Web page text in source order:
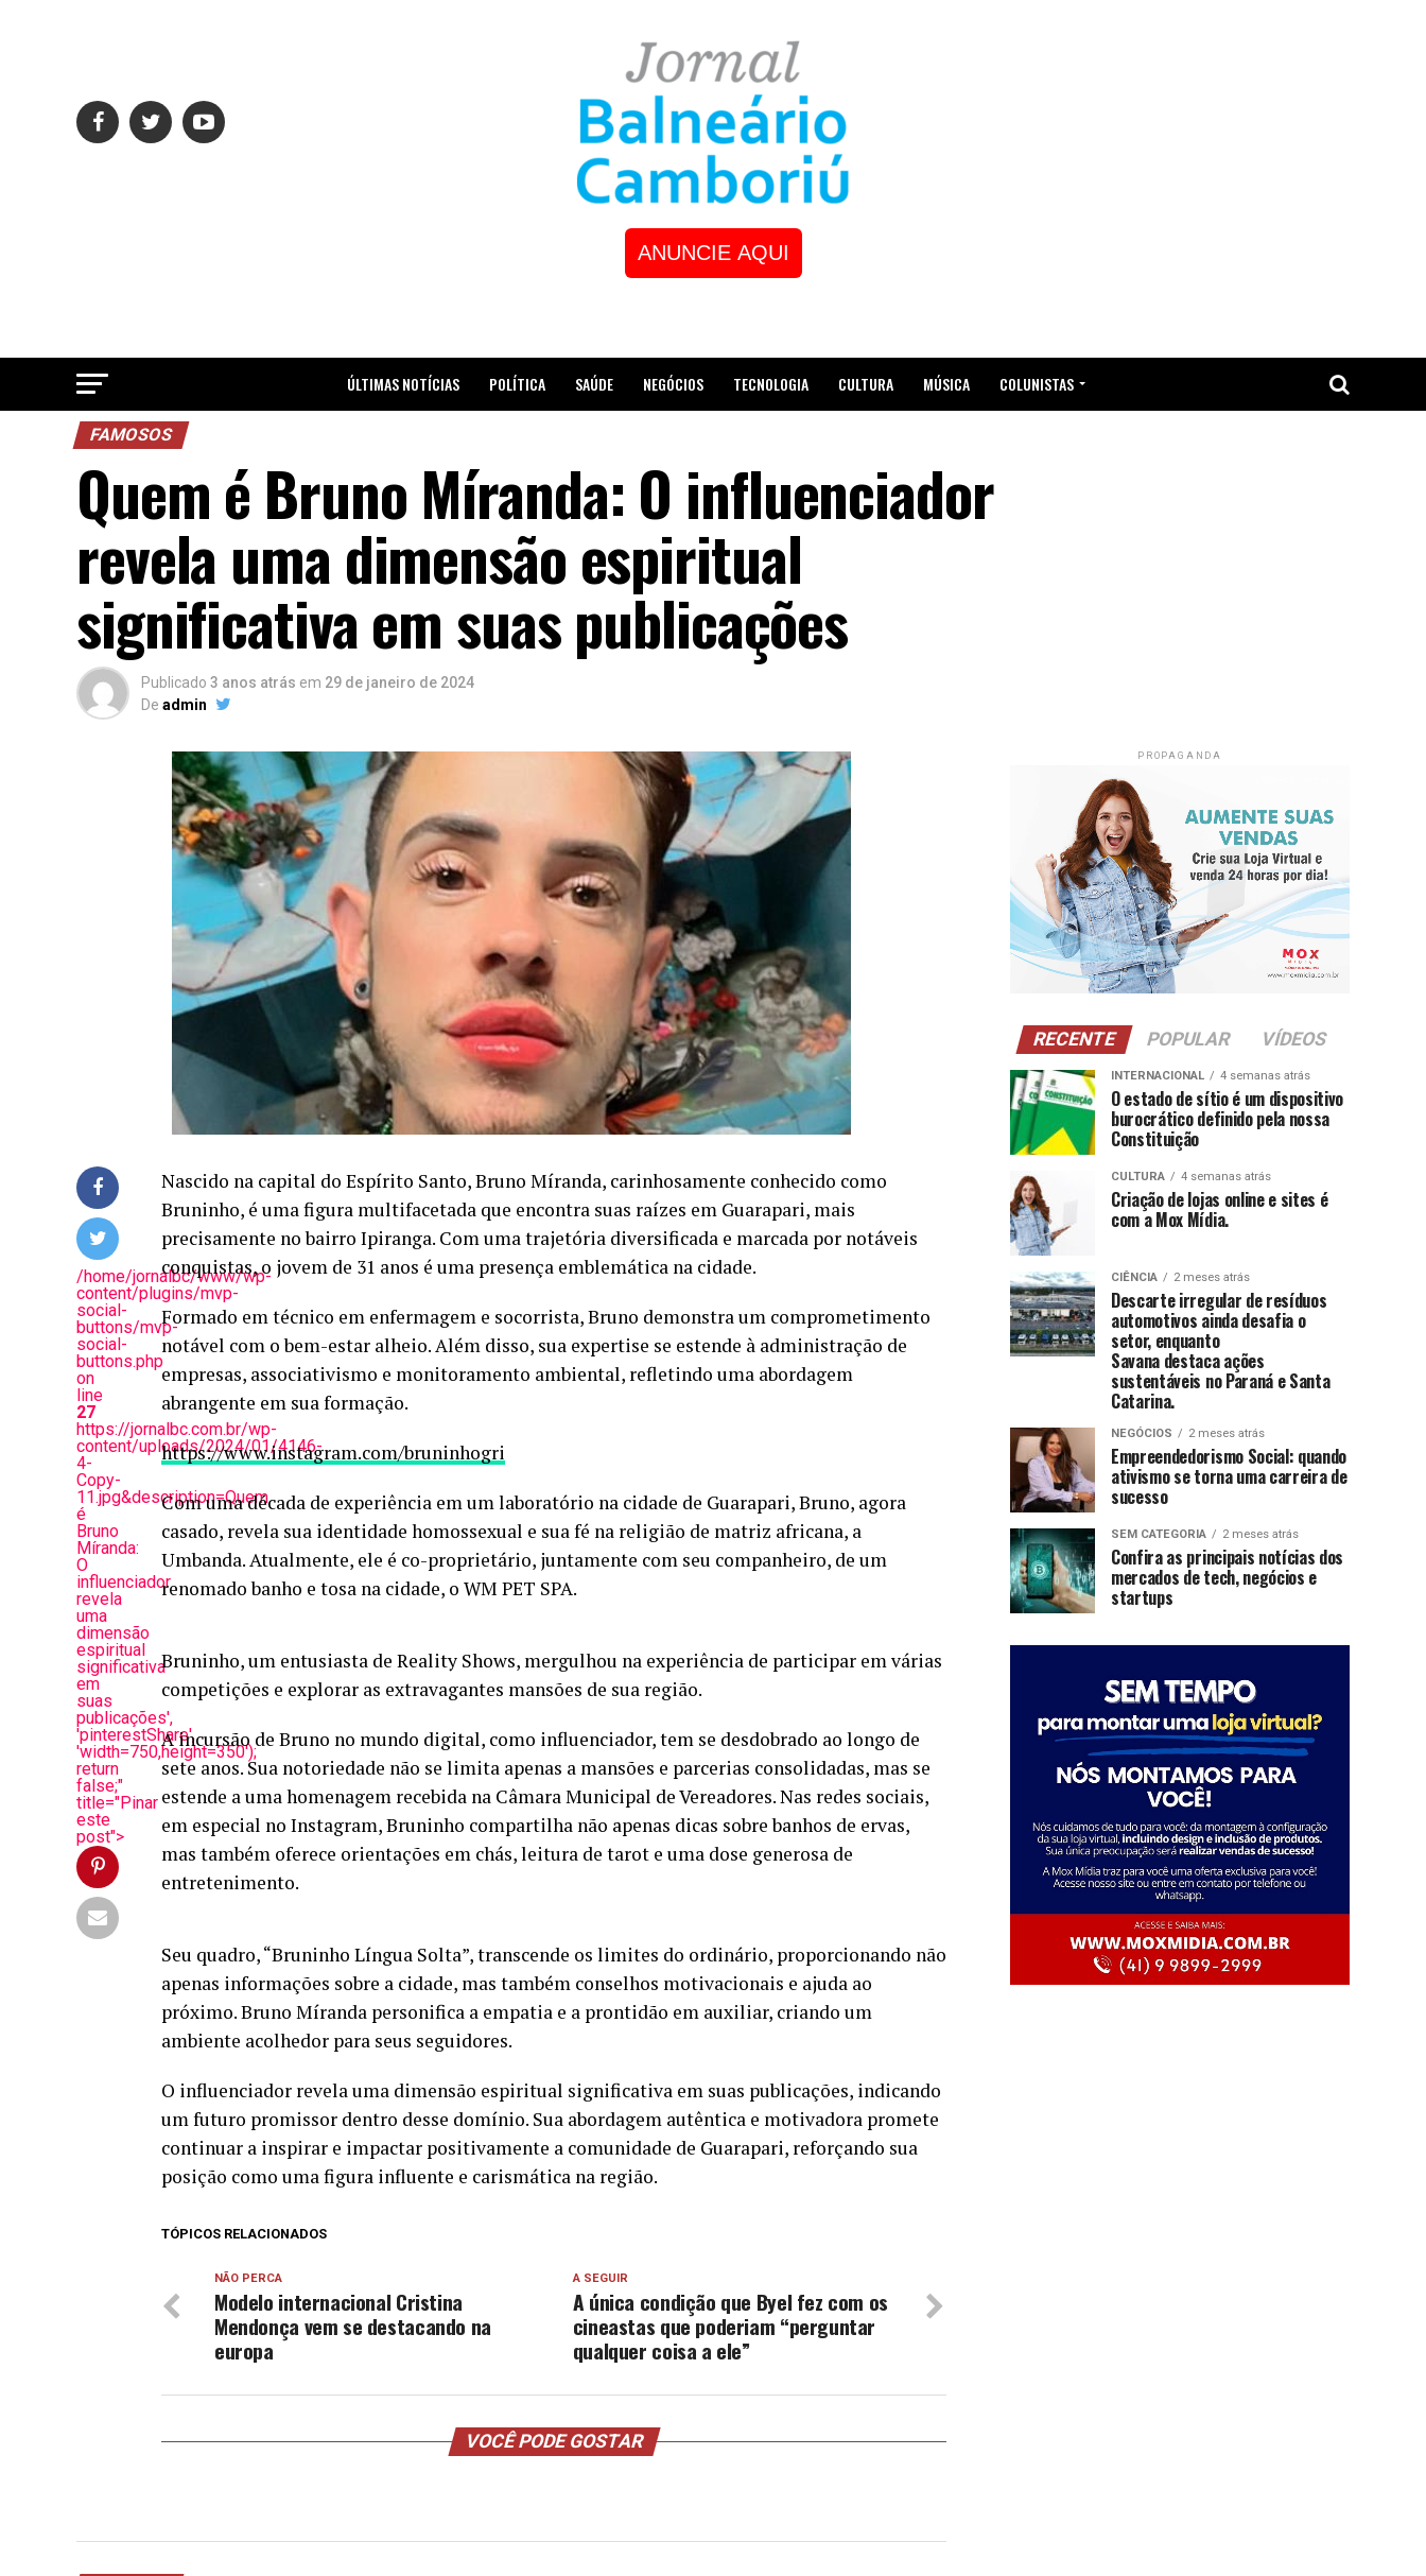
ANUNCIE AQUI
ÚLTIMAS NOTÍCIAS POLÍTICA SAÚDE NEGÓCIOS TECNOLOGIA CULTURA MÚSICA COLUNISTAS
FAMOSOS
Quem é Bruno Míranda: O influenciador
revela uma dimensão espiritual
significativa em suas publicações
Publicado 3 anos atrás em 29 de janeiro de 2024
De admin
/home/jornalbc/www/wp-
content/plugins/mvp-
social-
buttons/mvp-
social-
buttons.php
on
line
27
https://jornalbc.com.br/wp-
content/uploads/2024/01/4146-
4-
Copy-
11.jpg&description=Quem
é
Bruno
Míranda:
O
influenciador
revela
uma
dimensão
espiritual
significativa
em
suas
publicações',
'pinterestShare',
'width=750,height=350');
return
false;"
title="Pinar
este
post">
Nascido na capital do Espírito Santo, Bruno Míranda, carinhosamente conhecido como
Bruninho, é uma figura multifacetada que encontra suas raízes em Guarapari, mais
precisamente no bairro Ipiranga. Com uma trajetória diversificada e marcada por notáveis
conquistas, o jovem de 31 anos é uma presença emblemática na cidade.
Formado em técnico em enfermagem e socorrista, Bruno demonstra um comprometimento
notável com o bem-estar alheio. Além disso, sua expertise se estende à administração de
empresas, associativismo e monitoramento ambiental, refletindo uma abordagem
abrangente em sua formação.
https://www.instagram.com/bruninhogri
Com uma década de experiência em um laboratório na cidade de Guarapari, Bruno, agora
casado, revela sua identidade homossexual e sua fé na religião de matriz africana, a
Umbanda. Atualmente, ele é co-proprietário, juntamente com seu companheiro, de um
renomado banho e tosa na cidade, o WM PET SPA.
Bruninho, um entusiasta de Reality Shows, mergulhou na experiência de participar em várias
competições e explorar as extravagantes mansões de sua região.
A incursão de Bruno no mundo digital, como influenciador, tem se desdobrado ao longo de
sete anos. Sua notoriedade não se limita apenas a mansões e parcerias consolidadas, mas se
estende a uma homenagem recebida na Câmara Municipal de Vereadores. Nas redes sociais,
em especial no Instagram, Bruninho compartilha não apenas dicas sobre banhos de ervas,
mas também oferece orientações em chás, leitura de tarot e uma dose generosa de
entretenimento.
Seu quadro, “Bruninho Língua Solta”, transcende os limites do ordinário, proporcionando não
apenas informações sobre a cidade, mas também conselhos motivacionais e ajuda ao
próximo. Bruno Míranda personifica a empatia e a prontidão em auxiliar, criando um
ambiente acolhedor para seus seguidores.
O influenciador revela uma dimensão espiritual significativa em suas publicações, indicando
um futuro promissor dentro desse domínio. Sua abordagem autêntica e motivadora promete
continuar a inspirar e impactar positivamente a comunidade de Guarapari, reforçando sua
posição como uma figura influente e carismática na região.
TÓPICOS RELACIONADOS
A SEGUIR
A única condição que Byel fez com os
cineastas que poderiam “perguntar
qualquer coisa a ele”
NÃO PERCA
Modelo internacional Cristina
Mendonça vem se destacando na
europa
VOCÊ PODE GOSTAR
PROPAGANDA
RECENTE POPULAR VÍDEOS
INTERNACIONAL 4 semanas atrás
O estado de sítio é um dispositivo
burocrático definido pela nossa
Constituição
CULTURA 4 semanas atrás
Criação de lojas online e sites é
com a Mox Mídia.
CIÊNCIA 2 meses atrás
Descarte irregular de resíduos
automotivos ainda desafia o
setor, enquanto
Savana destaca ações
sustentáveis no Paraná e Santa
Catarina.
NEGÓCIOS 2 meses atrás
Empreendedorismo Social: quando
ativismo se torna uma carreira de
sucesso
SEM CATEGORIA 2 meses atrás
Confira as principais notícias dos
mercados de tech, negócios e
startups